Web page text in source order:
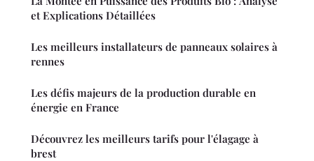
et Explications Détaillées
Les meilleurs installateurs de panneaux solaires à
rennes
Les défis majeurs de la production durable en
énergie en France
Découvrez les meilleurs tarifs pour l'élagage à
brest